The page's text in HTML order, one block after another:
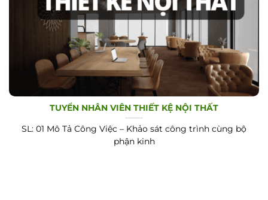
TUYỂN NHÂN VIÊN THIẾT KỆ NỘI THẤT
SL: 01 Mô Tả Công Việc – Khảo sát công trình cùng bộ
phận kinh